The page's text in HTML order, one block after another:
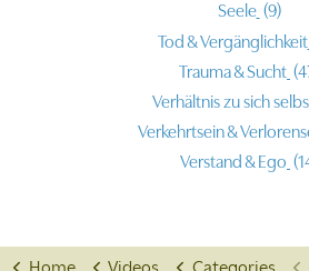
Seele (9)
Tod & Vergänglichkeit
Trauma & Sucht
Verhältnis zu sich
Verkehrtsein &
Verstand & Ego